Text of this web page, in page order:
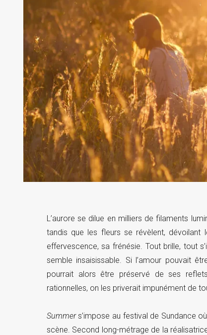
L’aurore se dilue en milliers de filaments
tandis que les fleurs se révèlent, dévoilant
effervescence, sa frénésie. Tout brille, tout
semble insaisissable. Si l’amour pouvait
pourrait alors être préservé de ses
rationnelles, on les priverait impunément de
Summers’impose au festival de Sundance
scène. Second long-métrage de la